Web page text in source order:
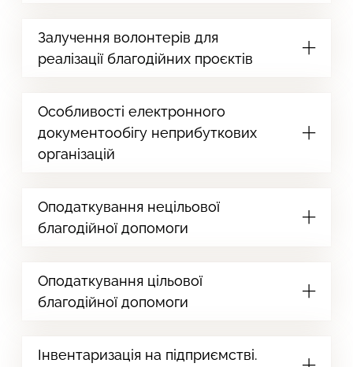
Залучення волонтерів для
реалізації благодійних проєктів
Особливості електронного
документообігу неприбуткових
організацій
Оподаткування нецільової
благодійної допомоги
Оподаткування цільової
благодійної допомоги
Інвентаризація на підприємстві.